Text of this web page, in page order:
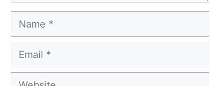
Name
Email
Website